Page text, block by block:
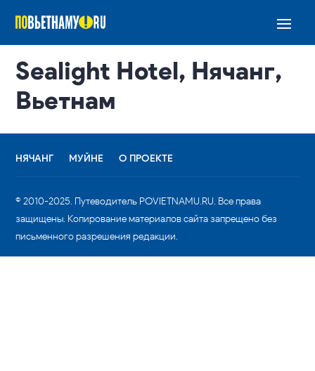
Sealight Hotel, Нячанг,
Вьетнам
НЯЧАНГ МУЙНЕ О ПРОЕКТЕ
© 2010-2025. Путеводитель POVIETNAMU.RU. Все права
защищены. Копирование материалов сайта запрещено без
письменного разрешения редакции.